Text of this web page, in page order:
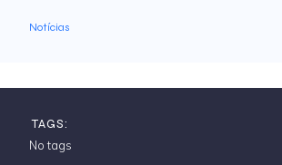
Notícias
TAGS:
No tags